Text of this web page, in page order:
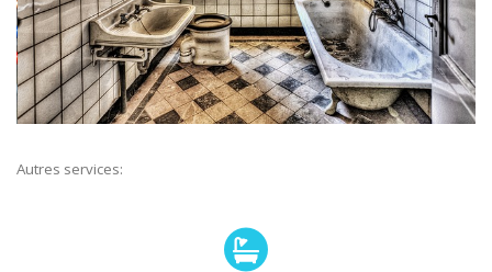
Autres services: